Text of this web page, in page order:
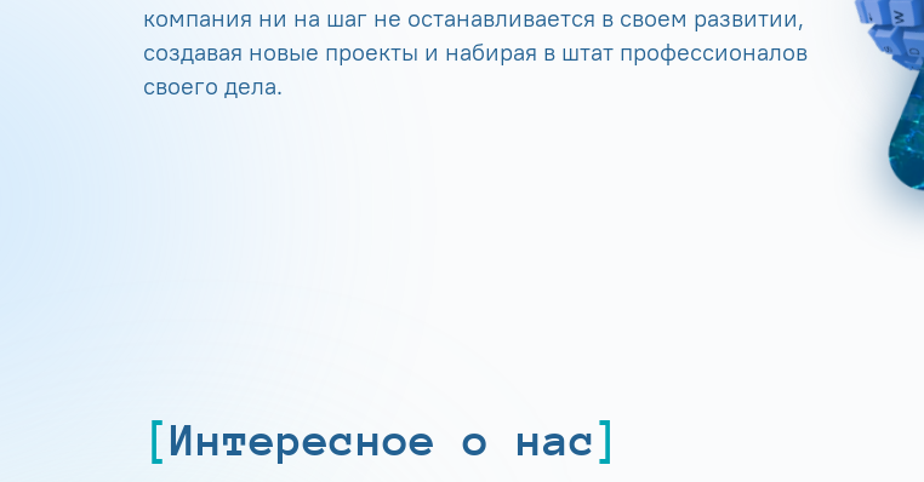
компания ни на шаг не останавливается в своем развитии,
создавая новые проекты и набирая в штат профессионалов
своего дела.
Интересное о нас